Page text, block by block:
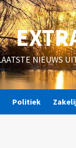
NIEUWS
Politiek